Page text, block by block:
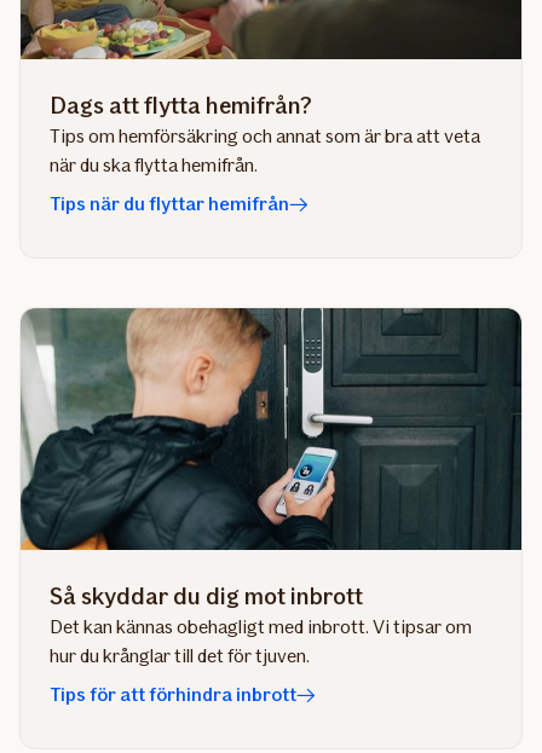
Dags att flytta hemifrån?
Tips om hemförsäkring och annat som är bra att veta
när du ska flytta hemifrån.
Tips när du flyttar hemifrån
Så skyddar du dig mot inbrott
Det kan kännas obehagligt med inbrott. Vi tipsar om
hur du krånglar till det för tjuven.
Tips för att förhindra inbrott